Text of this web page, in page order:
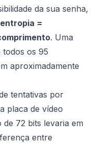
da sua senha,
entropia =
. Uma
todos os 95
aproximadamente
tentativas por
placa de vídeo
72 bits levaria em
entre